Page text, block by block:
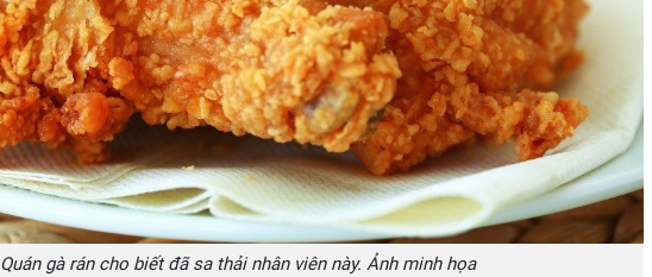
Quán gà rán cho biết đã sa thải nhân viên này. Ảnh minh họa